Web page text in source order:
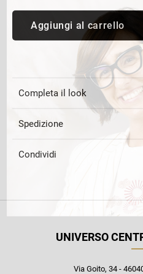
Aggiungi al carrello
Completa il look
Spedizione
Condividi
UNIVERSO
Via Goito, 34 -